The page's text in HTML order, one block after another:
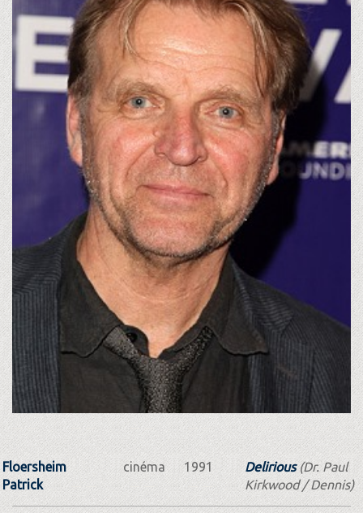
Floersheim
Patrick
cinéma 1991 Delirious(Dr. Paul
Kirkwood / Dennis)